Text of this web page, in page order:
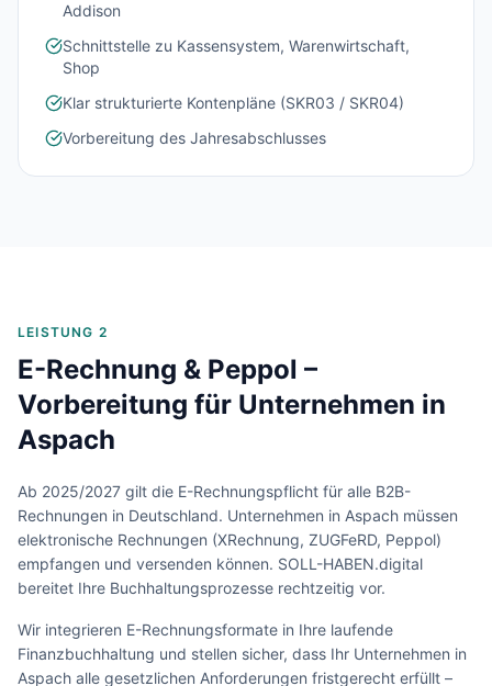
Addison
Schnittstelle zu Kassensystem, Warenwirtschaft,
Shop
Klar strukturierte Kontenpläne (SKR03 / SKR04)
Vorbereitung des Jahresabschlusses
LEISTUNG 2
E-Rechnung & Peppol –
Vorbereitung für Unternehmen in
Aspach
Ab 2025/2027 gilt die E-Rechnungspflicht für alle B2B-
Rechnungen in Deutschland. Unternehmen in Aspach müssen
elektronische Rechnungen (XRechnung, ZUGFeRD, Peppol)
empfangen und versenden können. SOLL-HABEN.digital
bereitet Ihre Buchhaltungsprozesse rechtzeitig vor.
Wir integrieren E-Rechnungsformate in Ihre laufende
Finanzbuchhaltung und stellen sicher, dass Ihr Unternehmen in
Aspach alle gesetzlichen Anforderungen fristgerecht erfüllt –